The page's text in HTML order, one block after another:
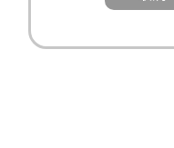
（一）期間：蒐